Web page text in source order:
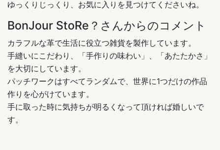
ゆっくりじっくり、お気に入りを見つけてくださいね。
BonJour StoRe？さんからのコメント
カラフルな革で生活に役立つ雑貨を製作しています。
手縫いにこだわり、「手作りの味わい」、「あたたかさ」
を大切にしています。
パッチワークはすべてランダムで、世界に1つだけの作品
作りを心がけています。
手に取った時に気持ちが明るくなって頂ければ婚しいで
す。